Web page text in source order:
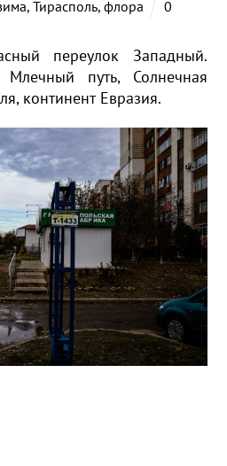
,Тирасполь,флора
0
переулок Западный.
Млечный путь, Солнечная
континент Евразия.